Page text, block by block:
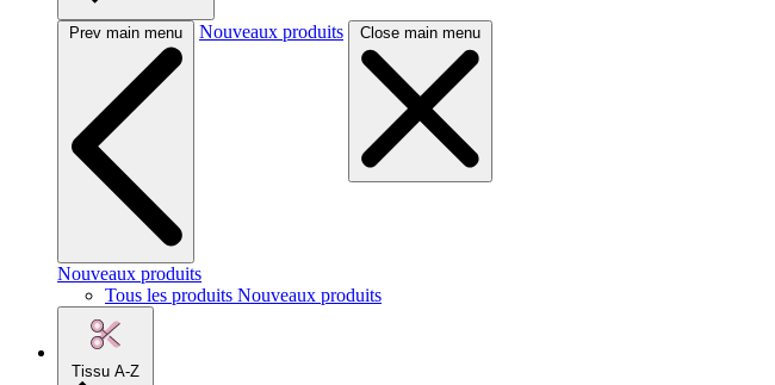
Prev main menu Nouveaux produits Close main menu
Nouveaux produits
Tous les produits Nouveaux produits
Tissu A-Z